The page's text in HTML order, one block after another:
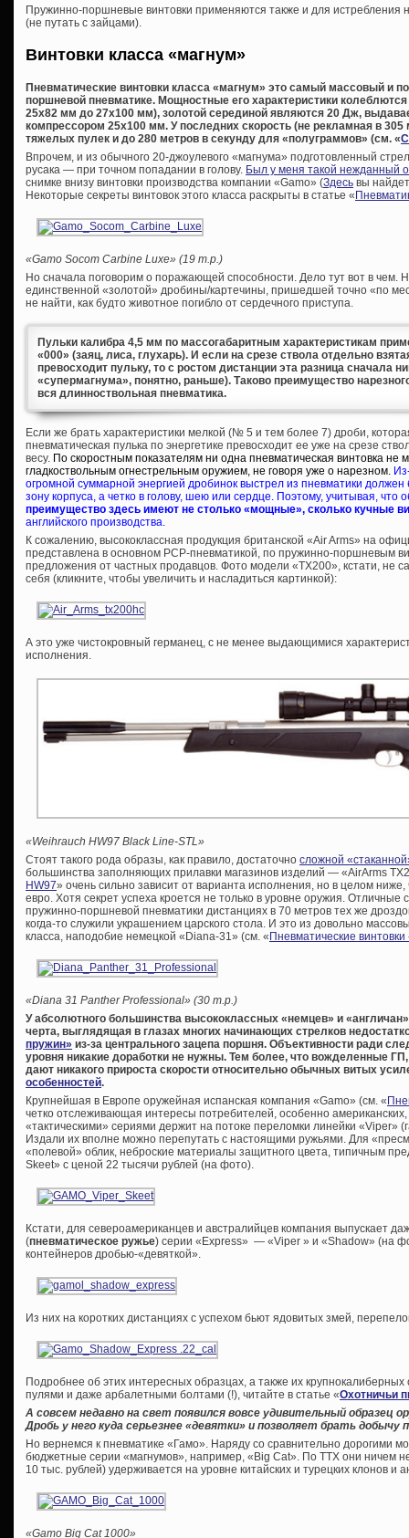
Пружинно-поршневые винтовки применяются также и для истребления
(не путать с зайцами).
Винтовки класса «магнум»
Пневматические винтовки класса «магнум» это самый массовый и
поршневой пневматике. Мощностные его характеристики
25х82 мм до 27х100 мм), золотой серединой являются 20 Дж,
компрессором 25х100 мм. У последних скорость (не рекламная в
тяжелых пулек и до 280 метров в секунду для «полуграммов» (см. «
Впрочем, и из обычного 20-джоулевого «магнума» подготовленный
русака — при точном попадании в голову. Был у меня такой нежданный
снимке внизу винтовки производства компании «Gamo» (Здесь вы
Некоторые секреты винтовок этого класса раскрыты в статье «
«Gamo Socom Carbine Luxe» (19 т.р.)
Но сначала поговорим о поражающей способности. Дело тут вот в чем.
единственной «золотой» дробины/картечины, пришедшей точно «по
не найти, как будто животное погибло от сердечного приступа.
Пульки калибра 4,5 мм по массогабаритным характеристикам
«000» (заяц, лиса, глухарь). И если на срезе ствола отдельно
превосходит пульку, то с ростом дистанции эта разница сначала
«супермагнума», понятно, раньше). Таково преимущество
вся длинноствольная пневматика.
Если же брать характеристики мелкой (№ 5 и тем более 7) дроби,
пневматическая пулька по энергетике превосходит ее уже на срезе
весу. По скоростным показателям ни одна пневматическая винтовка не
гладкоствольным огнестрельным оружием, не говоря уже о нарезном.
огромной суммарной энергией дробинок выстрел из пневматики
зону корпуса, а четко в голову, шею или сердце. Поэтому, учитывая, что
преимущество здесь имеют не столько «мощные», сколько кучные
английского производства.
К сожалению, высококлассная продукция британской «Air Arms» на
представлена в основном PCP-пневматикой, по пружинно-поршневым
предложения от частных продавцов. Фото модели «TX200», кстати, не
себя (кликните, чтобы увеличить и насладиться картинкой):
А это уже чистокровный германец, с не менее выдающимися
исполнения.
«Weihrauch HW97 Black Line-STL»
Стоят такого рода образы, как правило, достаточно сложной
большинства заполняющих прилавки магазинов изделий — «AirArms
HW97» очень сильно зависит от варианта исполнения, но в целом
евро. Хотя секрет успеха кроется не только в уровне оружия. Отличные
пружинно-поршневой пневматики дистанциях в 70 метров тех же
когда-то служили украшением царского стола. И это из довольно
класса, наподобие немецкой «Diana-31» (см. « Пневматические
«Diana 31 Panther Professional» (30 т.р.)
У абсолютного большинства высококлассных «немцев» и
черта, выглядящая в глазах многих начинающих стрелков
пружин» из-за центрального зацепа поршня. Объективности ради
уровня никакие доработки не нужны. Тем более, что вожделенные
дают никакого прироста скорости относительно обычных витых
особенностей.
Крупнейшая в Европе оружейная испанская компания «Gamo» (см. «
четко отслеживающая интересы потребителей, особенно
«тактическими» сериями держит на потоке переломки линейки «Viper»
Издали их вполне можно перепутать с настоящими ружьями. Для
«полевой» облик, неброские материалы защитного цвета, типичным
Skeet» с ценой 22 тысячи рублей (на фото).
Кстати, для североамериканцев и австралийцев компания выпускает
(пневматическое ружье) серии «Express» — «Viper » и «Shadow» (на
контейнеров дробью-«девяткой».
Из них на коротких дистанциях с успехом бьют ядовитых змей,
Подробнее об этих интересных образцах, а также их
пулями и даже арбалетными болтами (!), читайте в статье «Охотничьи
А совсем недавно на свет появился вовсе удивительный образец
Дробь у него куда серьезнее «девятки» и позволяет брать добычу
Но вернемся к пневматике «Гамо». Наряду со сравнительно дорогими
бюджетные серии «магнумов», например, «Big Cat». По ТТХ они ничем
10 тыс. рублей) удерживается на уровне китайских и турецких клонов и
«Gamo Big Cat 1000»